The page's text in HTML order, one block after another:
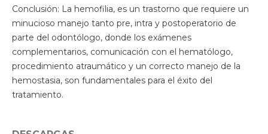
Conclusión: La hemofilia, es un trastorno que requiere un
minucioso manejo tanto pre, intra y postoperatorio de
parte del odontólogo, donde los exámenes
complementarios, comunicación con el hematólogo,
procedimiento atraumático y un correcto manejo de la
hemostasia, son fundamentales para el éxito del
tratamiento.